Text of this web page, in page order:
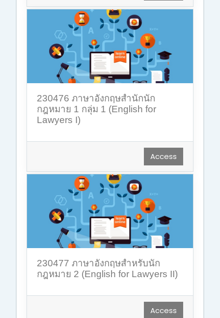
230476 ภาษาอังกฤษสำนักนัก
กฎหมาย 1 กลุ่ม 1 (English for
Lawyers I)
Access
230477 ภาษาอังกฤษสำหรับนัก
กฎหมาย 2 (English for Lawyers II)
Access